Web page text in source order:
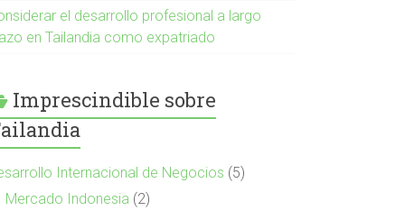
el desarrollo profesional a largo
en Tailandia como expatriado
Imprescindible sobre
Internacional de Negocios (5)
Mercado Indonesia (2)